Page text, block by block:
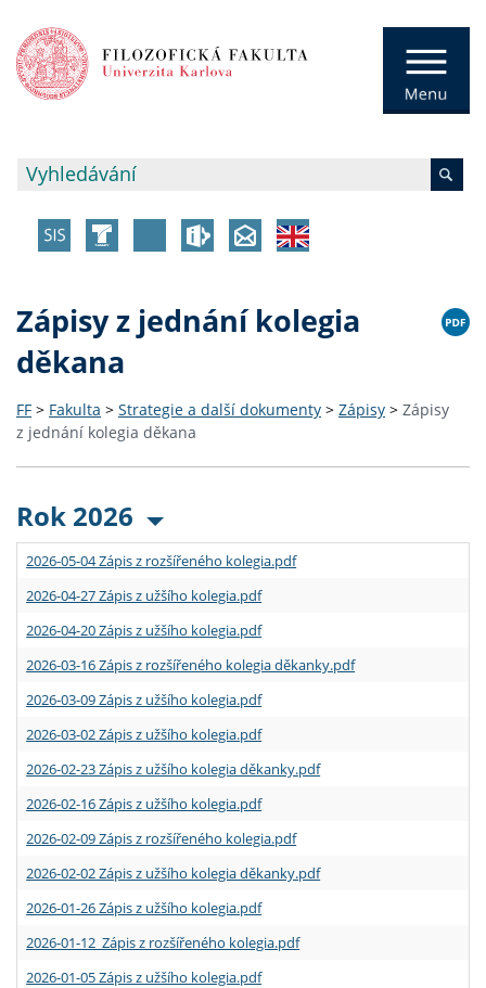
Zápisy z jednání kolegia
děkana
FF > Fakulta > Strategie a další dokumenty > Zápisy > Zápisy
z jednání kolegia děkana
Rok 2026
2026-05-04 Zápis z rozšířeného kolegia.pdf
2026-04-27 Zápis z užšího kolegia.pdf
2026-04-20 Zápis z užšího kolegia.pdf
2026-03-16 Zápis z rozšířeného kolegia děkanky.pdf
2026-03-09 Zápis z užšího kolegia.pdf
2026-03-02 Zápis z užšího kolegia.pdf
2026-02-23 Zápis z užšího kolegia děkanky.pdf
2026-02-16 Zápis z užšího kolegia.pdf
2026-02-09 Zápis z rozšířeného kolegia.pdf
2026-02-02 Zápis z užšího kolegia děkanky.pdf
2026-01-26 Zápis z užšího kolegia.pdf
2026-01-12 Zápis z rozšířeného kolegia.pdf
2026-01-05 Zápis z užšího kolegia.pdf